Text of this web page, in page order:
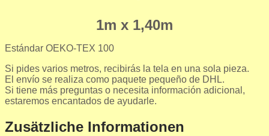
1m x 1,40m
Estándar OEKO-TEX 100
Si pides varios metros, recibirás la tela en una sola pieza.
El envío se realiza como paquete pequeño de DHL.
Si tiene más preguntas o necesita información adicional,
estaremos encantados de ayudarle.
Zusätzliche Informationen